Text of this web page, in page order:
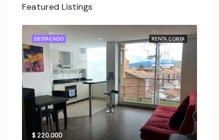
Featured Listings
RENTA CORTA
DESTACADO
$ 220.000